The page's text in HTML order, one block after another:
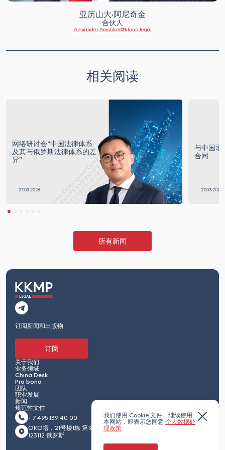
亚历山大·阿尼奇金
合伙人
Alexander.Anichkin@kkmp.legal
相关阅读
网络研讨会“中国法律体系
及其与俄罗斯法律体系的差
异”
与中国承
合同
所有新闻
我们使用 Cookie 文件。继续使用
本网站，即表示您同意 个人数据处
理政策
订阅新闻和出版物
订阅
关于我们
业务领域
China Desk
Pro bono
团队
职业发展
新闻
规范性文件
+ 7 495 139 40 00
OKO塔，21号楼1栋 第1红卫兵通道 莫斯科
123112 俄罗斯